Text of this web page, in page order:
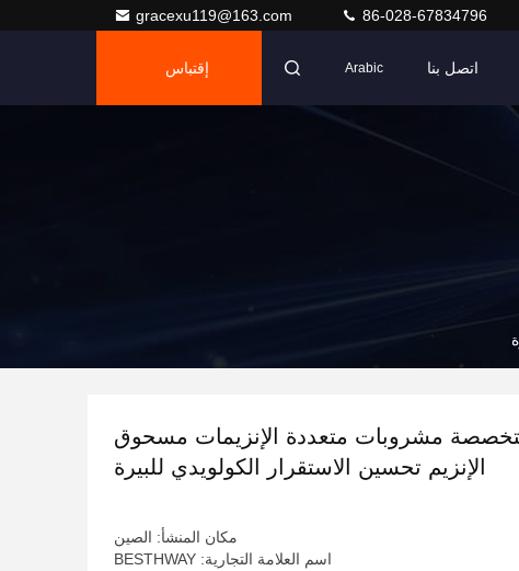
gracexu119@163.com 86-028-67834796
اتصل بنا Arabic إقتباس
مشروبات متعددة الإنزيمات مسحوق
الإنزيم تحسين الاستقرار الكولويدي للبيرة
مكان المنشأ: الصين
اسم العلامة التجارية: BESTHWAY